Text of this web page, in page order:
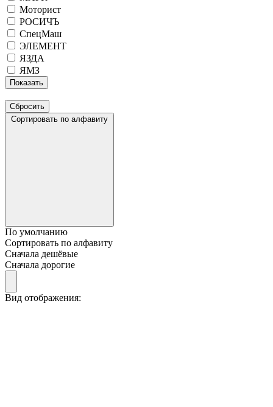
Моторист
РОСИЧЪ
СпецМаш
ЭЛЕМЕНТ
ЯЗДА
ЯМЗ
Сортировать по алфавиту
По умолчанию
Сортировать по алфавиту
Сначала дешёвые
Сначала дорогие
Вид отображения: